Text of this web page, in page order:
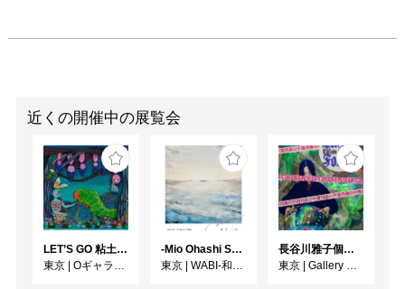
近くの開催中の展覧会
LET’S GO 粘土（クレイ）ジ−
東京
Oギャラリー
-Mio Ohashi Solo Exhibition - 大橋 澪 作品展 -
東京
WABI-和・美-
長谷川雅子個展「終わりなき森の美術館」
東京
Gallery MUMON